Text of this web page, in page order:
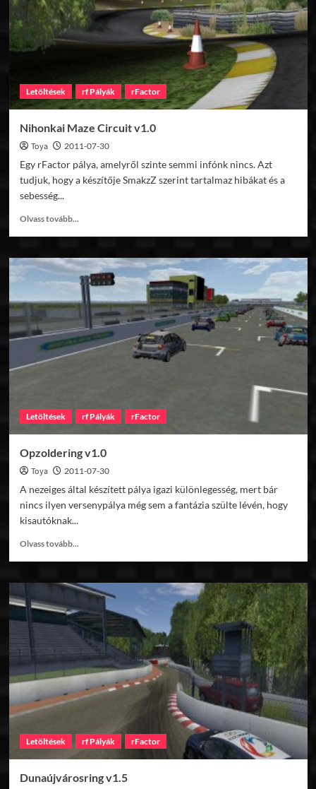
Letöltések rf Pályák rFactor
Nihonkai Maze Circuit v1.0
Toya 2011-07-30
Egy rFactor pálya, amelyről szinte semmi infónk nincs. Azt
tudjuk, hogy a készítője SmakzZ szerint tartalmaz hibákat és a
sebesség...
Olvass tovább...
Nihonkai
Maze
Circuit
v1.0
Letöltések rf Pályák rFactor
Opzoldering v1.0
Toya 2011-07-30
A nezeiges által készített pálya igazi különlegesség, mert bár
nincs ilyen versenypálya még sem a fantázia szülte lévén, hogy
kisautóknak...
Olvass tovább...
Opzoldering
v1.0
Letöltések rf Pályák rFactor
Dunaújvárosring v1.5